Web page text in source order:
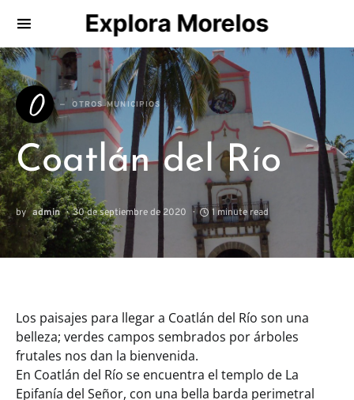
Explora Morelos
Search for:
O OTROS MUNICIPIOS
Coatlán del Río
by admin 30 de septiembre de 2020 1 minute read
Los paisajes para llegar a Coatlán del Río son una
belleza; verdes campos sembrados por árboles
frutales nos dan la bienvenida.
En Coatlán del Río se encuentra el templo de La
Epifanía del Señor, con una bella barda perimetral